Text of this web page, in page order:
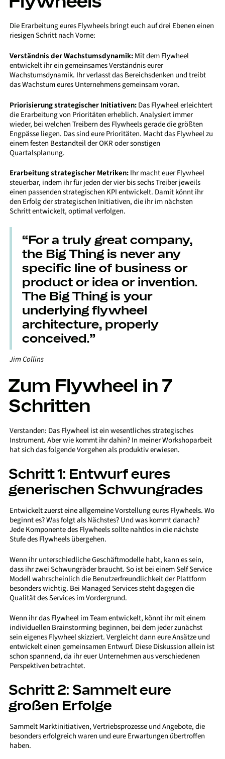
Die Erarbeitung eures Flywheels bringt euch auf drei Ebenen einen
riesigen Schritt nach Vorne:
Verständnis der Wachstumsdynamik:Mit dem Flywheel
entwickelt ihr ein gemeinsames Verständnis eurer
Wachstumsdynamik. Ihr verlasst das Bereichsdenken und treibt
das Wachstum eures Unternehmens gemeinsam voran.
Priorisierung strategischer Initiativen:Das Flywheel erleichtert
die Erarbeitung von Prioritäten erheblich. Analysiert immer
wieder, bei welchen Treibern des Flywheels gerade die größten
Engpässe liegen. Das sind eure Prioritäten. Macht das Flywheel zu
einem festen Bestandteil der OKR oder sonstigen
Quartalsplanung.
Erarbeitung strategischer Metriken:Ihr macht euer Flywheel
steuerbar, indem ihr für jeden der vier bis sechs Treiber jeweils
einen passenden strategischen KPI entwickelt. Damit könnt ihr
den Erfolg der strategischen Initiativen, die ihr im nächsten
Schritt entwickelt, optimal verfolgen.
“For a truly great company,
the Big Thing is never any
specific line of business or
product or idea or invention.
The Big Thing is your
underlying flywheel
architecture, properly
conceived.”
Jim Collins
Zum Flywheel in 7
Schritten
Verstanden: Das Flywheel ist ein wesentliches strategisches
Instrument. Aber wie kommt ihr dahin? In meiner Workshoparbeit
hat sich das folgende Vorgehen als produktiv erwiesen.
Schritt 1: Entwurf eures
generischen Schwungrades
Entwickelt zuerst eine allgemeine Vorstellung eures Flywheels. Wo
beginnt es? Was folgt als Nächstes? Und was kommt danach?
Jede Komponente des Flywheels sollte nahtlos in die nächste
Stufe des Flywheels übergehen.
Wenn ihr unterschiedliche Geschäftmodelle habt, kann es sein,
dass ihr zwei Schwungräder braucht. So ist bei einem Self Service
Modell wahrscheinlich die Benutzerfreundlichkeit der Plattform
besonders wichtig. Bei Managed Services steht dagegen die
Qualität des Services im Vordergrund.
Wenn ihr das Flywheel im Team entwickelt, könnt ihr mit einem
individuellen Brainstorming beginnen, bei dem jeder zunächst
sein eigenes Flywheel skizziert. Vergleicht dann eure Ansätze und
entwickelt einen gemeinsamen Entwurf. Diese Diskussion allein ist
schon spannend, da ihr euer Unternehmen aus verschiedenen
Perspektiven betrachtet.
Schritt 2: Sammelt eure
großen Erfolge
Sammelt Marktinitiativen, Vertriebsprozesse und Angebote, die
besonders erfolgreich waren und eure Erwartungen übertroffen
haben.